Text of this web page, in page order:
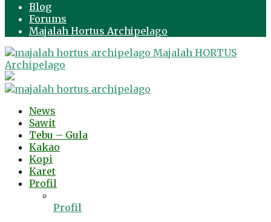
Blog
Forums
Majalah Hortus Archipelago
Majalah HORTUS
Archipelago
News
Sawit
Tebu – Gula
Kakao
Kopi
Karet
Profil
Profil